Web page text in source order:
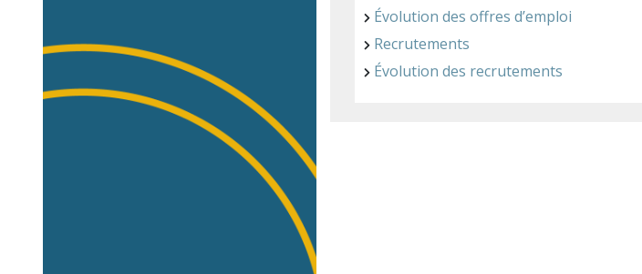
Évolution des offres d’emploi
Recrutements
Évolution des recrutements